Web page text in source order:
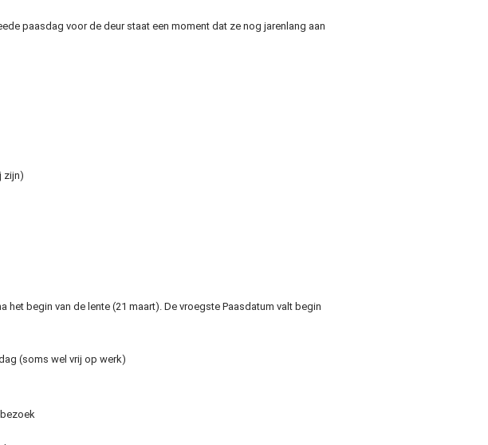
paasdag voor de deur staat een moment dat ze nog jarenlang aan
zijn)
begin van de lente (21 maart). De vroegste Paasdatum valt begin
(soms wel vrij op werk)